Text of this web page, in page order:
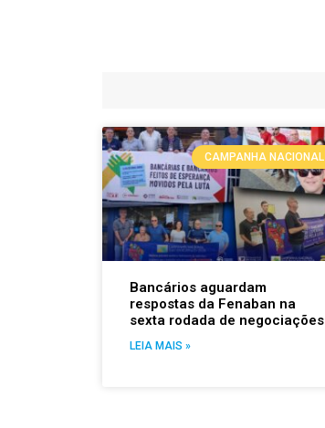
CAMPANHA NACIONAL
Bancários aguardam
respostas da Fenaban na
sexta rodada de negociações
LEIA MAIS »